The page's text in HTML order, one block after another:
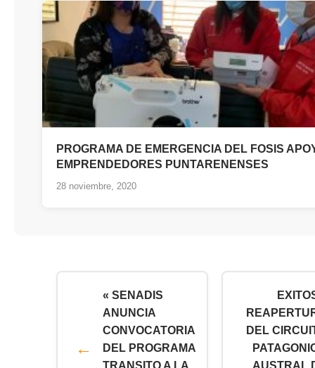
PROGRAMA DE EMERGENCIA DEL FOSIS
EMPRENDEDORES PUNTARENENSES
28 noviembre, 2020
« SENADIS
ANUNCIA
CONVOCATORIA
DEL PROGRAMA
DEL